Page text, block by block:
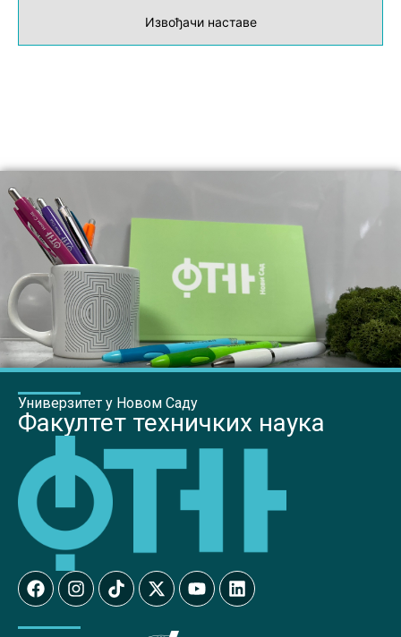
Извођачи наставе
Универзитет у Новом Саду
Факултет техничких наука